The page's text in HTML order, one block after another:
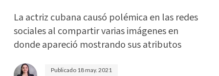
La actriz cubana causó polémica en las redes
sociales al compartir varias imágenes en
donde apareció mostrando sus atributos
Publicado 18 may. 2021